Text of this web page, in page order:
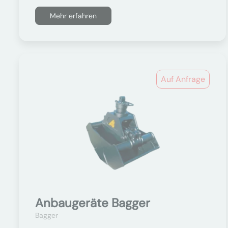
Mehr erfahren
Auf Anfrage
Anbaugeräte Bagger
Bagger